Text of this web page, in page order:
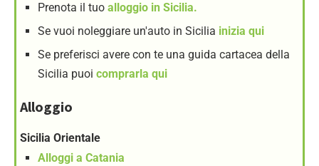
Prenota il tuo alloggio in Sicilia.
Se vuoi noleggiare un'auto in Sicilia inizia qui
Se preferisci avere con te una guida cartacea della
Sicilia puoi comprarla qui
Alloggio
Sicilia Orientale
Alloggi a Catania